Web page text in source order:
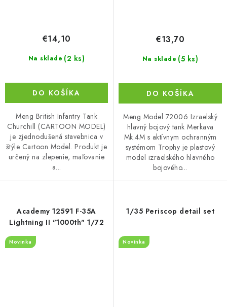
Na sklade (2 ks)
€14,10
DO KOŠÍKA
Meng British Infantry Tank
Churchill (CARTOON MODEL)
je zjednodušená stavebnica v
štýle Cartoon Model. Produkt je
určený na zlepenie, maľovanie
a...
Na sklade (5 ks)
€13,70
DO KOŠÍKA
Meng Model 72006 Izraelský
hlavný bojový tank Merkava
Mk.4M s aktívnym ochranným
systémom Trophy je plastový
model izraelského hlavného
bojového...
Academy 12591 F-35A
Lightning II "1000th" 1/72
Novinka
1/35 Periscop detail set
Novinka